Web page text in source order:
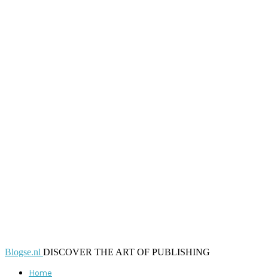
Blogse.nl DISCOVER THE ART OF PUBLISHING
Home